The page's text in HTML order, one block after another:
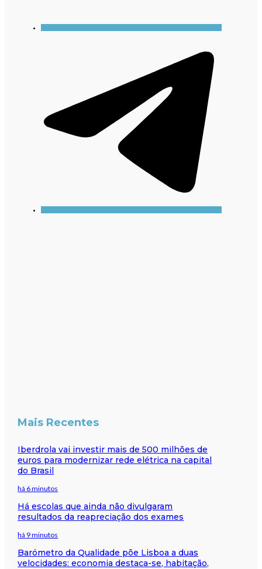
Mais Recentes
Iberdrola vai investir mais de 500 milhões de
euros para modernizar rede elétrica na capital
do Brasil
há 6 minutos
Há escolas que ainda não divulgaram
resultados da reapreciação dos exames
há 9 minutos
Barómetro da Qualidade põe Lisboa a duas
velocidades: economia destaca-se, habitação,